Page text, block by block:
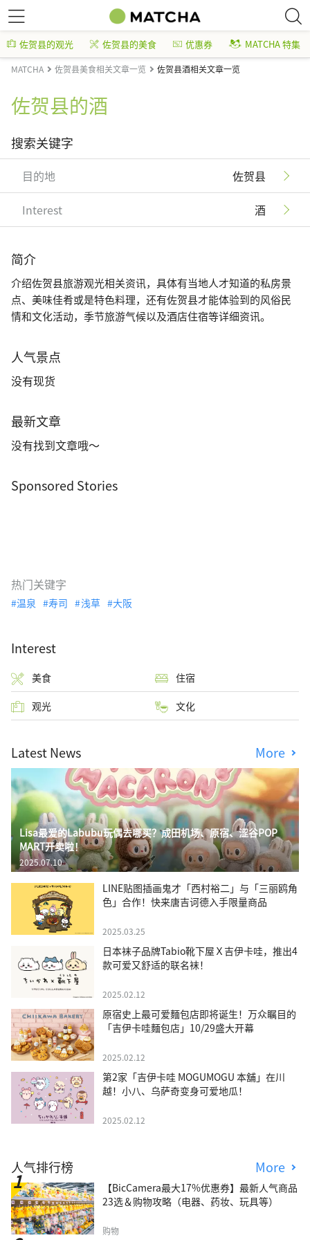
佐贺县的观光 佐贺县的美食 优惠券 MATCHA 特集
MATCHA 佐贺县美食相关文章一览 佐贺县酒相关文章一览
佐贺县的酒
搜索关键字
目的地 佐贺县
Interest 酒
简介
介绍佐贺县旅游观光相关资讯，具体有当地人才知道的私房景
点、美味佳肴或是特色料理，还有佐贺县才能体验到的风俗民
情和文化活动，季节旅游气候以及酒店住宿等详细资讯。
人气景点
没有现货
最新文章
没有找到文章哦～
Sponsored Stories
热门关键字
温泉 寿司 浅草 大阪
Interest
美食 住宿
观光 文化
Latest News More
Lisa最爱的Labubu玩偶去哪买？成田机场、原宿、涩谷POP
MART开卖啦！
2025.07.10
LINE贴图插画鬼才「西村裕二」与「三丽鸥角
色」合作！快来唐吉诃德入手限量商品
2025.03.25
日本袜子品牌Tabio靴下屋Ｘ吉伊卡哇，推出4
款可爱又舒适的联名袜！
2025.02.12
原宿史上最可爱麵包店即将诞生！万众瞩目的
「吉伊卡哇麵包店」10/29盛大开幕
2025.02.12
第2家「吉伊卡哇 MOGUMOGU 本舖」在川
越！小八、乌萨奇变身可爱地瓜！
2025.02.12
人气排行榜 More
【BicCamera最大17%优惠券】最新人气商品
23选＆购物攻略（电器、药妆、玩具等）
购物